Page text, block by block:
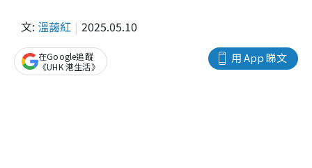
文: 溫藹紅 2025.05.10
用 App 睇文
在Google追蹤
《UHK 港生活》